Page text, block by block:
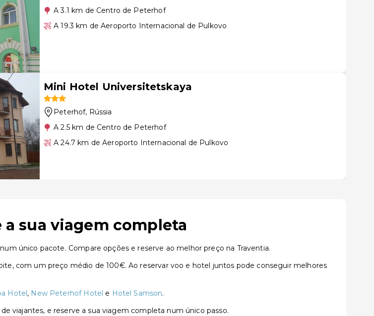
A 3.1 km de Centro de Peterhof
A 19.3 km de Aeroporto Internacional de Pulkovo
Mini Hotel Universitetskaya
Peterhof, Rússia
A 2.5 km de Centro de Peterhof
A 24.7 km de Aeroporto Internacional de Pulkovo
a sua viagem completa
único pacote. Compare opções e reserve ao melhor preço na Traventia.
com um preço médio de 100€. Ao reservar voo e hotel juntos pode conseguir melhores
Hotel, New Peterhof Hotel e Hotel Samson.
viajantes, e reserve a sua viagem completa num único passo.